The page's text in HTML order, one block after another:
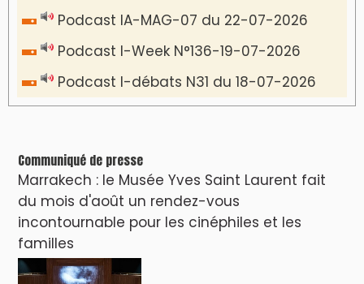
Podcast IA-MAG-07 du 22-07-2026
Podcast I-Week N°136-19-07-2026
Podcast I-débats N31 du 18-07-2026
Communiqué de presse
Marrakech : le Musée Yves Saint Laurent fait
du mois d'août un rendez-vous
incontournable pour les cinéphiles et les
familles